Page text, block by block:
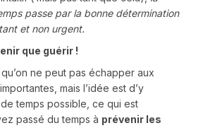
passe par la bonne détermination
et non urgent.
que guérir !
qu’on ne peut pas échapper aux
mais l’idée est d’y
temps possible, ce qui est
passé du temps à prévenir les